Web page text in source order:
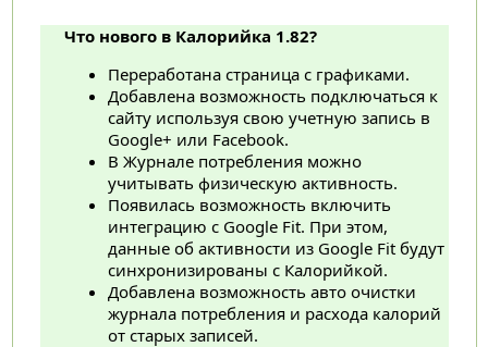
Что нового в Калорийка 1.82?
Переработана страница с графиками.
Добавлена возможность подключаться к
сайту используя свою учетную запись в
Google+ или Facebook.
В Журнале потребления можно
учитывать физическую активность.
Появилась возможность включить
интеграцию с Google Fit. При этом,
данные об активности из Google Fit будут
синхронизированы с Калорийкой.
Добавлена возможность авто очистки
журнала потребления и расхода калорий
от старых записей.